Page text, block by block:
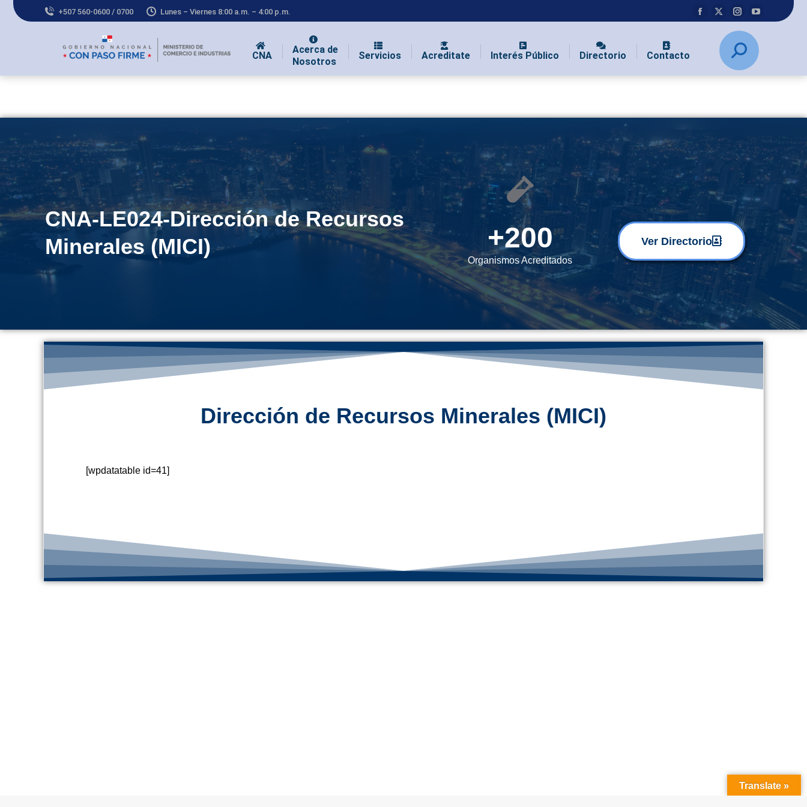
+507 560-0600 / 0700 Lunes – Viernes 8:00 a.m. – 4:00 p.m.
CNA
Acerca de
Nosotros
Servicios Acreditate Interés Público Directorio Contacto
CNA-LE024-Dirección de Recursos
Minerales (MICI)
Organismos Acreditados
+200 Ver Directorio
Dirección de Recursos Minerales (MICI)
[wpdatatable id=41]
Translate »